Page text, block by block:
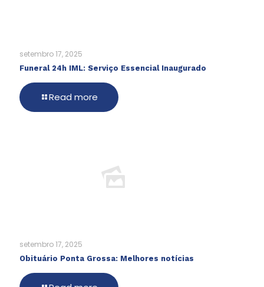
setembro 17, 2025
Funeral 24h IML: Serviço Essencial Inaugurado
Read more
setembro 17, 2025
Obituário Ponta Grossa: Melhores notícias